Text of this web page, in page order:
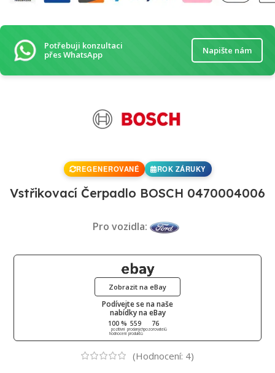
Potřebuji konzultaci
přes WhatsApp
Napište nám
REGENEROVANÉ ROK ZÁRUKY
Vstřikovací Čerpadlo BOSCH 0470004006
Pro vozidla:
Podívejte se na naše
nabídky na eBay
100 %
pozitivní
hodnocení
559
prodaných
produktů
76
pozorovatelů
Zobrazit na eBay
(Hodnocení: 4)